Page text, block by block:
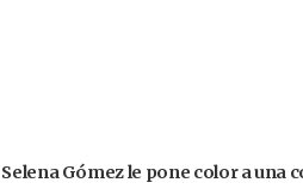
Selena Gómez le pone color a una